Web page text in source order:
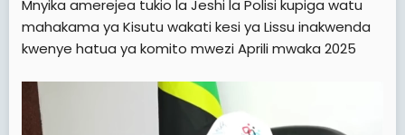
Mnyika amerejea tukio la Jeshi la Polisi kupiga watu
mahakama ya Kisutu wakati kesi ya Lissu inakwenda
kwenye hatua ya komito mwezi Aprili mwaka 2025